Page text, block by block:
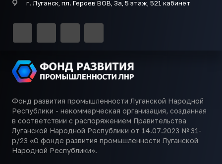
при несчастном
пострадавшего
отсутствие
(остановка) и
прекращение
сердцебиения.
входящий в
состав
устройства,
имеет
настроенные
параметры и
позволяет
г. Луганск, пл. Героев ВОВ, 3а, 5 этаж, 521 кабинет
Фонд развития промышленности Луганской Народной
Республики - некоммерческая организация, созданная
в соответствии с распоряжением Правительства
Луганской Народной Республики от 14.07.2023 № 31-
р/23 «О фонде развития промышленности Луганской
Народной Республики».